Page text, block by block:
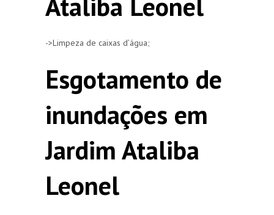
->Limpeza de caixas d’água;
Esgotamento de
inundações em
Jardim Ataliba
Leonel